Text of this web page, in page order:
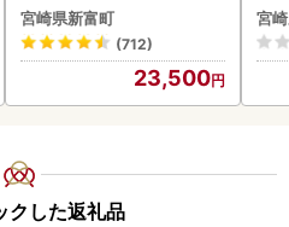
以上 C388-840-3D
宮崎県新富町
(712)
23,500
も
-
宮
クした返礼品